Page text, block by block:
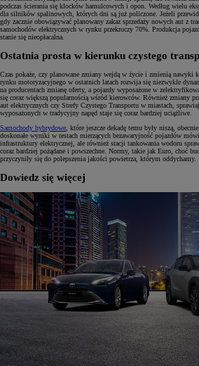
podczas ścierania się klocków hamulcowych i opon. Według wielu
dla silników spalinowych, których dni są już policzone. Jeżeli
gdy zacznie obowiązywać planowany zakaz sprzedaży nowych aut z
samochodów elektrycznych w rynku przekroczy 70%. Produkcja
stanie się nieopłacalna.
Ostatnia prosta w kierunku czystego
Czas pokaże, czy planowane zmiany wejdą w życie i zmienią nawyki
rynku motoryzacyjnego w ostatnich latach rozwija się niezwykle
na producentach zmianę oferty, a pojazdy wyposażone w
się coraz większą popularnością wśród kierowców. Również zmiany
aut elektrycznych czy Strefy Czystego Transportu w miastach,
wyposażonych w tradycyjny napęd staje się coraz bardziej uciążliwe.
Samochody hybrydowe, które jeszcze dekadę temu były niszą,
doskonałe wyniki w testach mierzących bezawaryjność pojazdów
infrastruktury elektrycznej, ale również stacji tankowania wodoru
coraz bardziej pożądane i powszechne. Normy, takie jak Euro, choć
przyczyniły się do polepszenia jakości powietrza, którym oddychamy.
Dowiedz się więcej